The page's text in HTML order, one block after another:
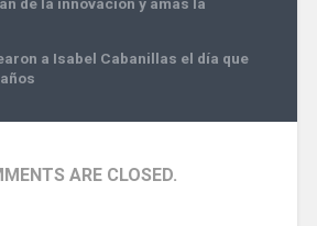
a Isabel Cabanillas el día que
ARE CLOSED.